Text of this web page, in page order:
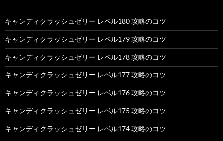
キャンディクラッシュゼリー レベル180 攻略のコツ
キャンディクラッシュゼリー レベル179 攻略のコツ
キャンディクラッシュゼリー レベル178 攻略のコツ
キャンディクラッシュゼリー レベル177 攻略のコツ
キャンディクラッシュゼリー レベル176 攻略のコツ
キャンディクラッシュゼリー レベル175 攻略のコツ
キャンディクラッシュゼリー レベル174 攻略のコツ